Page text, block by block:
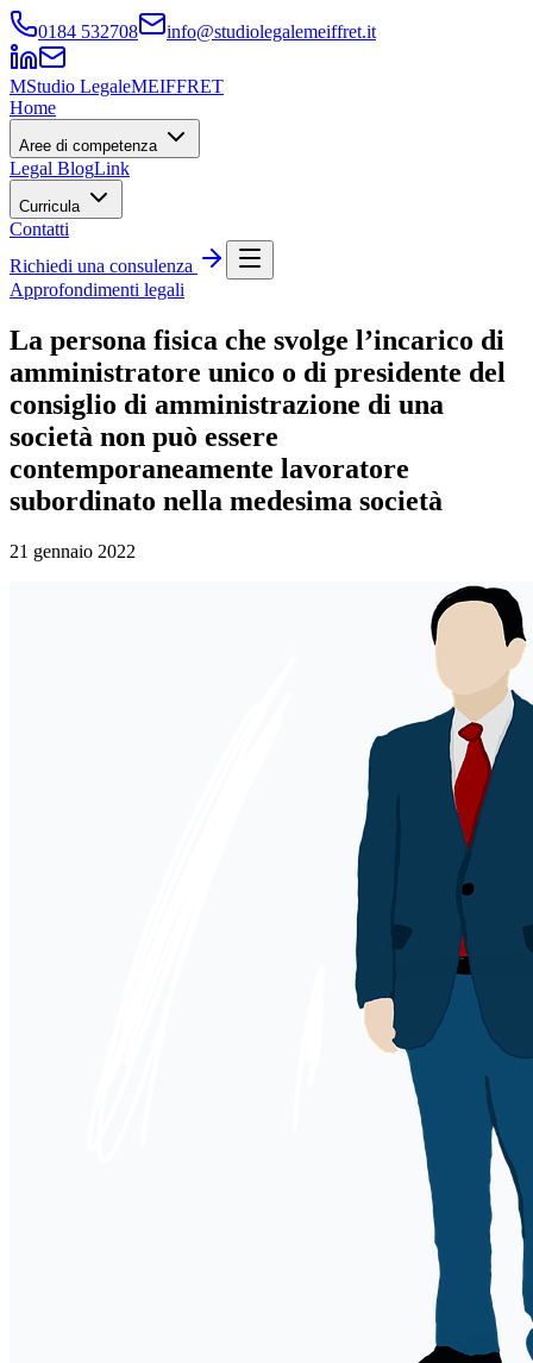
0184 532708 info@studiolegalemeiffret.it
MStudio LegaleMEIFFRET
Home
Aree di competenza
Legal BlogLink
Curricula
Contatti
Richiedi una consulenza
Approfondimenti legali
La persona fisica che svolge l’incarico di
amministratore unico o di presidente del
consiglio di amministrazione di una
società non può essere
contemporaneamente lavoratore
subordinato nella medesima società
21 gennaio 2022